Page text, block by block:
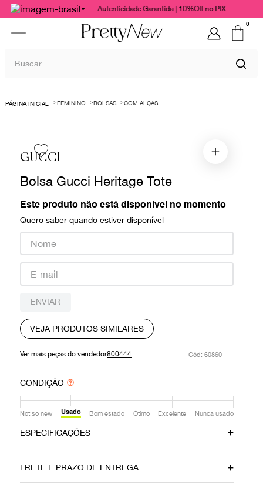
Autenticidade Garantida | 10%Off no PIX
0
Buscar
FEMININO BOLSAS COM ALÇAS
GUCCI
Bolsa Gucci Heritage Tote
Este produto não está disponível no momento
Quero saber quando estiver disponível
ENVIAR
VEJA PRODUTOS SIMILARES
Ver mais peças do vendedor800444 : 60860
CONDIÇÃO
Not so new Usado Bom estado Ótimo Excelente Nunca usado
ESPECIFICAÇÕES
Jacquard Caramelo
FRETE E PRAZO DE ENTREGA
1º
bolsas
chanel
valentino
paula raia
burberry
prada